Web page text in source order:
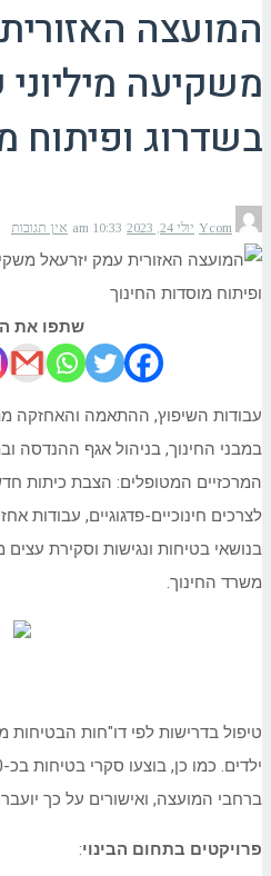
המועצה
משקיעה
בשדרוג ופיתוח
Ycom יולי 24, 2023 10:33 am אין תגובות
שתפו את
עבודות השיפוץ, ההתאמה והאחזקה
במבני החינוך, בניהול אגף ההנדסה
המרכזיים המטופלים: הצבת כיתות
לצרכים חינוכיים-פדגוגיים, עבודות
בנושאי בטיחות ונגישות וסקירת
משרד החינוך.
ברחבי המועצה, ואישורים על כך
פרויקטים בתחום הבינוי: